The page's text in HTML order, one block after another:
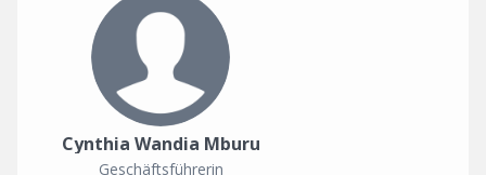
Cynthia Wandia Mburu
Geschäftsführerin